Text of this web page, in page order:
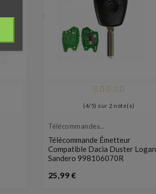
(4/5) sur 2 note(s)
Télécommandes
Télécommande Émetteur
Compatible Dacia Duster Logan
Sandero 998106070R
25,99 €Prix